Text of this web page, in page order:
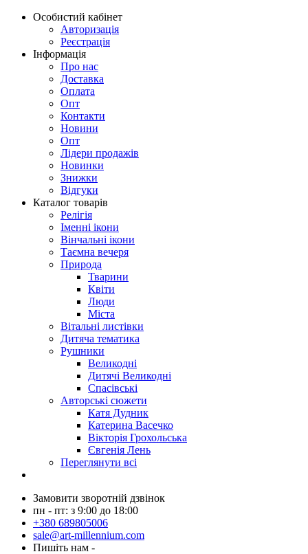
Особистий кабінет
Авторизація
Реєстрація
Інформація
Про нас
Доставка
Оплата
Опт
Контакти
Новини
Опт
Лідери продажів
Новинки
Знижки
Відгуки
Каталог товарів
Релігія
Іменні ікони
Вінчальні ікони
Таємна вечеря
Природа
Тварини
Квіти
Люди
Міста
Вітальні листівки
Дитяча тематика
Рушники
Великодні
Дитячі Великодні
Спасівські
Авторські сюжети
Катя Дудник
Катерина Васечко
Вікторія Грохольська
Євгенія Лень
Переглянути всі
Замовити зворотній дзвінок
пн - пт: з 9:00 до 18:00
+380 689805006
sale@art-millennium.com
Пишіть нам -